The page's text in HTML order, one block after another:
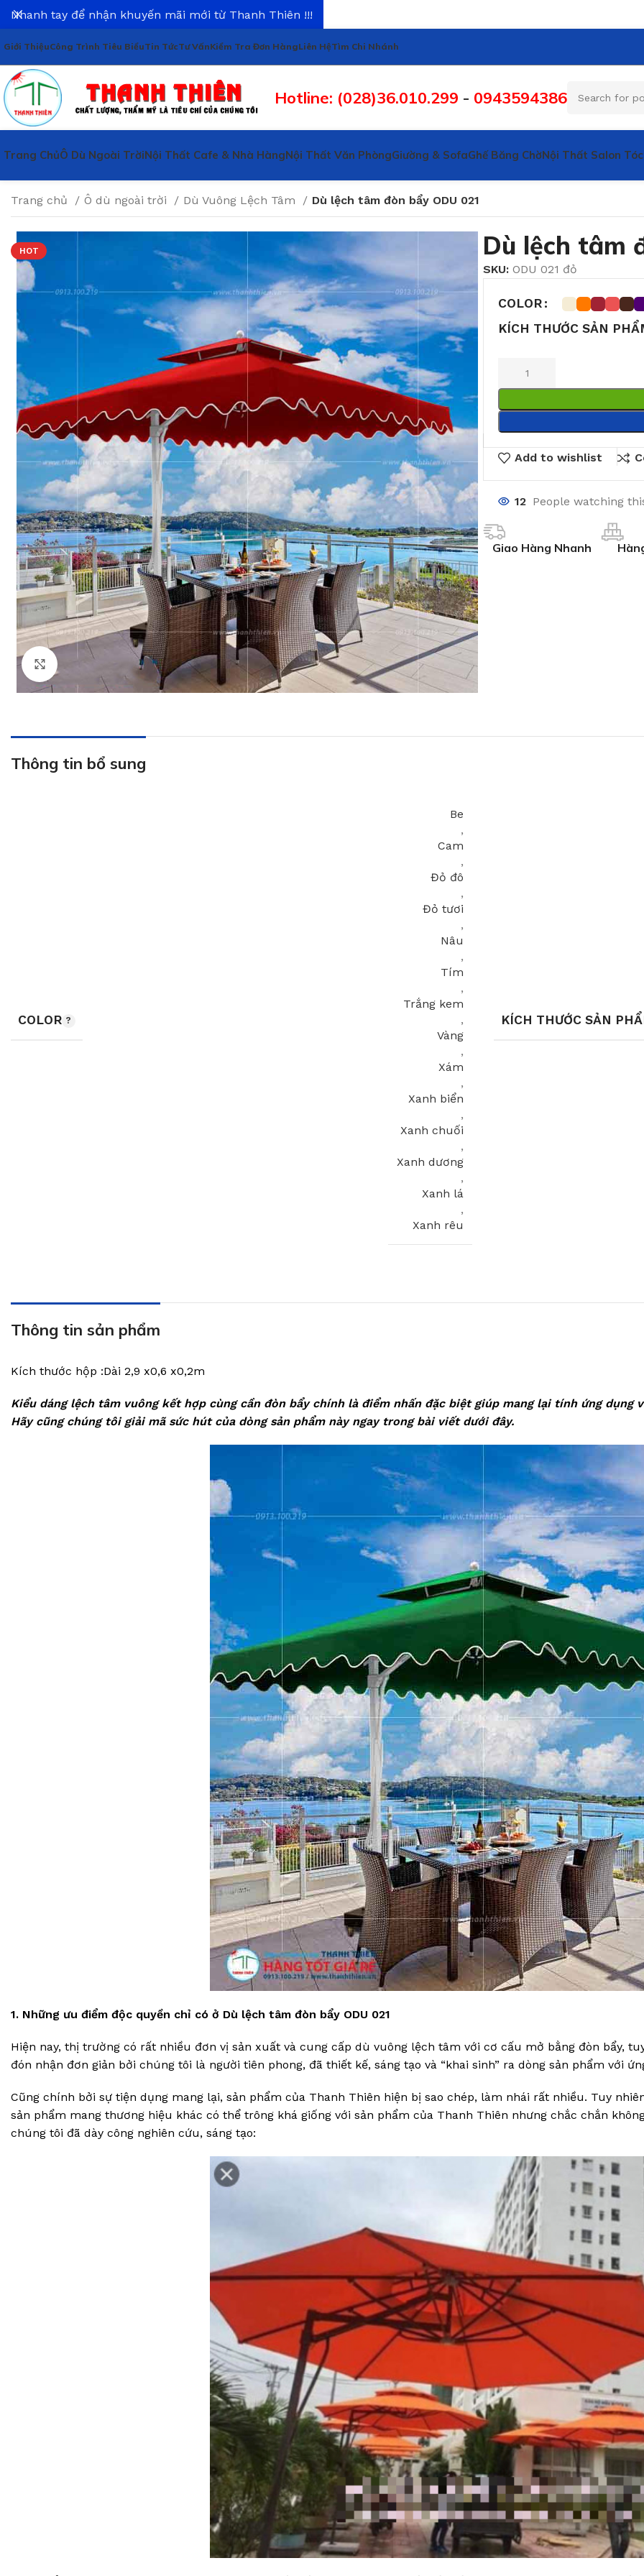
Giới ThiệuCông Trình Tiêu BiểuTin TứcTư VấnKiểm Tra Đơn HàngLiên HệTìm Chi Nhánh
Hotline: (028)36.010.299 - 0943594386
Trang ChủÔ Dù Ngoài TrờiNội Thất Cafe & Nhà HàngNội Thất Văn PhòngGiường & SofaGhế Băng ChờNội Thất Salon Tóc
Trang chủ Ô dù ngoài trời Dù Vuông Lệch Tâm Dù lệch tâm đòn bẩy ODU 021
HOT
Click to enlarge
Dù lệch tâm
SKU: ODU 021 đỏ
COLOR
KÍCH THƯỚC SẢN
Add to wishlist
12 People watching
Giao Hàng Nhanh
Thông tin bổ sung
COLOR
Be
,
Cam
,
Đỏ đô
,
Đỏ tươi
,
Nâu
,
Tím
,
Trắng kem
,
Vàng
,
Xám
,
Xanh biển
,
Xanh chuối
,
Xanh dương
,
Xanh lá
,
Xanh rêu
KÍCH THƯỚC SẢN
Thông tin sản phẩm
Kích thước hộp :Dài 2,9 x0,6 x0,2m
Kiểu dáng lệch tâm vuông kết hợp cùng cần đòn bẩy chính là điểm nhấn đặc biệt giúp mang lại tính ứng dụng
Hãy cũng chúng tôi giải mã sức hút của dòng sản phẩm này ngay trong bài viết dưới đây.
1. Những ưu điểm độc quyền chỉ có ở Dù lệch tâm đòn bẩy ODU 021
Hiện nay, thị trường có rất nhiều đơn vị sản xuất và cung cấp dù vuông lệch tâm với cơ cấu mở bằng đòn bẩy,
đón nhận đơn giản bởi chúng tôi là người tiên phong, đã thiết kế, sáng tạo và “khai sinh” ra dòng sản phẩm với
Cũng chính bởi sự tiện dụng mang lại, sản phẩm của Thanh Thiên hiện bị sao chép, làm nhái rất nhiều. Tuy
sản phẩm mang thương hiệu khác có thể trông khá giống với sản phẩm của Thanh Thiên nhưng chắc chắn
chúng tôi đã dày công nghiên cứu, sáng tạo:
Nhanh tay để nhận khuyến mãi mới từ Thanh Thiên !!!